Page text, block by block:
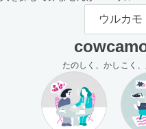
ウルカモ
たのしく、かしこく